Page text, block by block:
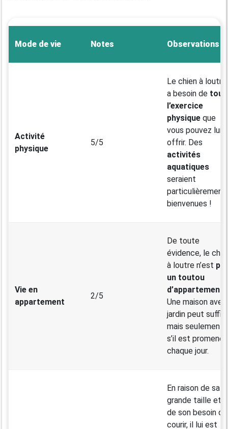
Mode de vie Notes Observations
Activité
physique
5/5
Le chien à loutre
a besoin de tout
l’exercice
physique que
vous pouvez lui
offrir. Des
activités
aquatiques
seraient
particulièrement
bienvenues !
Vie en
appartement
2/5
De toute
évidence, le
à loutre n’est
un toutou
d’appartement
Une maison avec
jardin peut
mais seulement
s’il est promené
chaque jour.
En raison de sa
grande taille et
de son besoin de
courir, il lui est